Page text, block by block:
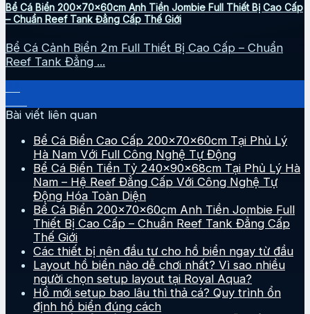
Bể Cá Biển 200x70x60cm Anh Tiền Jombie Full Thiết Bị Cao Cấp
– Chuẩn Reef Tank Đẳng Cấp Thế Giới
Bể Cá Cảnh Biển 2m Full Thiết Bị Cao Cấp – Chuẩn
Reef Tank Đẳng ...
Bài viết liên quan
Bể Cá Biển Cao Cấp 200x70x60cm Tại Phủ Lý
Hà Nam Với Full Công Nghệ Tự Động
Bể Cá Biển Tiền Tỷ 240x90x68cm Tại Phủ Lý Hà
Nam – Hệ Reef Đẳng Cấp Với Công Nghệ Tự
Động Hóa Toàn Diện
Bể Cá Biển 200x70x60cm Anh Tiền Jombie Full
Thiết Bị Cao Cấp – Chuẩn Reef Tank Đẳng Cấp
Thế Giới
Các thiết bị nên đầu tư cho hồ biển ngay từ đầu
Layout hồ biển nào dễ chơi nhất? Vì sao nhiều
người chọn setup layout tại Royal Aqua?
Hồ mới setup bao lâu thì thả cá? Quy trình ổn
định hồ biển đúng cách